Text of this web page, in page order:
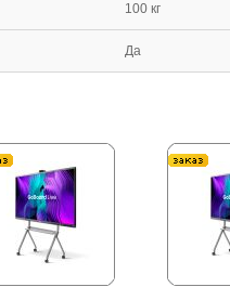
100 кг
Да